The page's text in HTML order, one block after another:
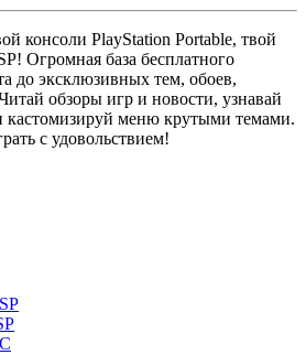
консоли PlayStation Portable, твой
Огромная база бесплатного
до эксклюзивных тем, обоев,
обзоры игр и новости, узнавай
кастомизируй меню крутыми темами.
с удовольствием!